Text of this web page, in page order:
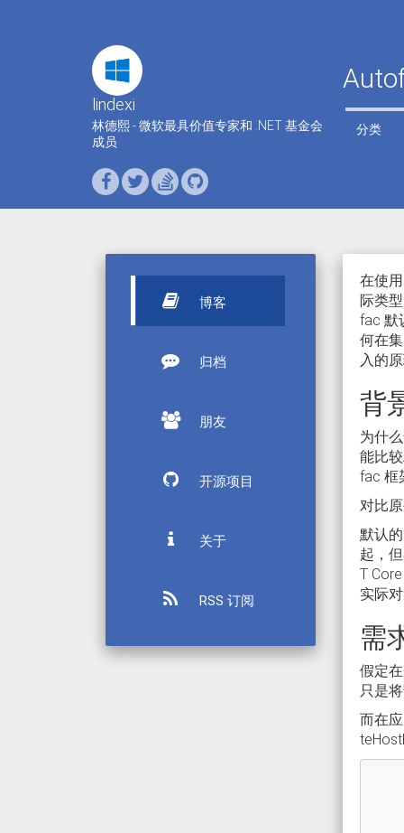
lindexi
林德熙 - 微软最具价值专家和 .NET 基金会
成员
分类
博客
归档
朋友
开源项目
关于
RSS 订阅
在使
际类
fac 默
何在
入的
背
为什
能比
fac 框
对比
默认
起，
T
实际
需
假定
只是
而在